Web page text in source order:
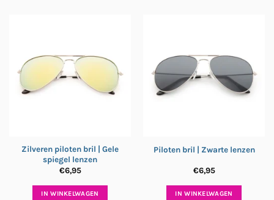
Zilveren piloten bril | Gele
spiegel lenzen
€6,95
IN WINKELWAGEN
Piloten bril | Zwarte lenzen
€6,95
IN WINKELWAGEN